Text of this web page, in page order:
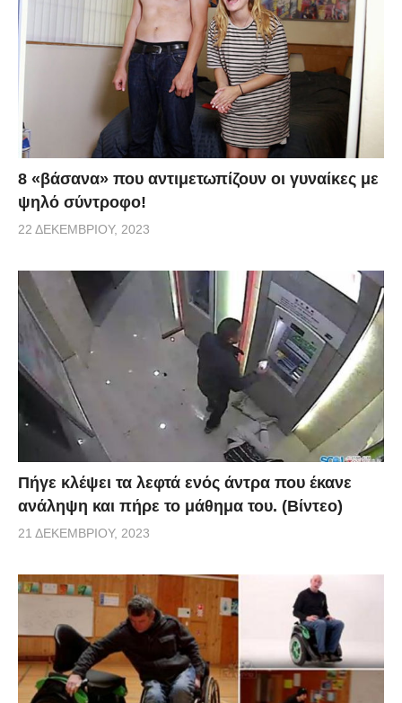
8 «βάσανα» που αντιμετωπίζουν οι γυναίκες με
ψηλό σύντροφο!
22 ΔΕΚΕΜΒΡΊΟΥ, 2023
Πήγε κλέψει τα λεφτά ενός άντρα που έκανε
ανάληψη και πήρε το μάθημα του. (Βίντεο)
21 ΔΕΚΕΜΒΡΊΟΥ, 2023